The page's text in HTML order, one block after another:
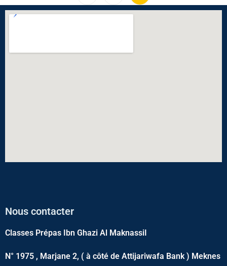
Nous contacter
Classes Prépas Ibn Ghazi Al MaknassiI
N° 1975 , Marjane 2, ( à côté de Attijariwafa Bank ) Meknes